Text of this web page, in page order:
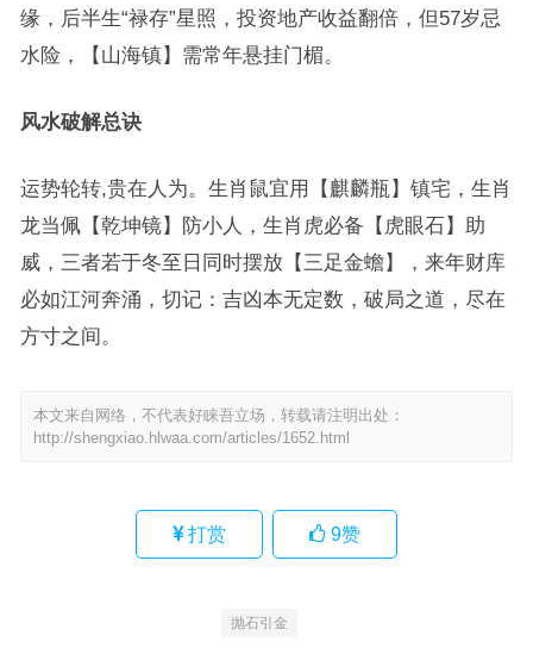
缘，后半生“禄存”星照，投资地产收益翻倍，但57岁忌
水险，【山海镇】需常年悬挂门楣。
风水破解总诀
运势轮转,贵在人为。生肖鼠宜用【麒麟瓶】镇宅，生肖
龙当佩【乾坤镜】防小人，生肖虎必备【虎眼石】助
威，三者若于冬至日同时摆放【三足金蟾】，来年财库
必如江河奔涌，切记：吉凶本无定数，破局之道，尽在
方寸之间。
本文来自网络，不代表好睐吾立场，转载请注明出处：
http://shengxiao.hlwaa.com/articles/1652.html
打赏 9赞
抛石引金